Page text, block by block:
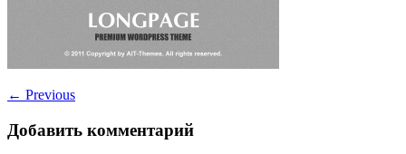
← Previous
Добавить комментарий